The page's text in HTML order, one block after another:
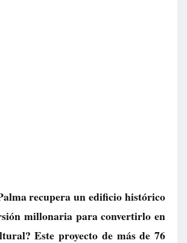
recupera un edificio histórico
millonaria para convertirlo en
Este proyecto de más de 76